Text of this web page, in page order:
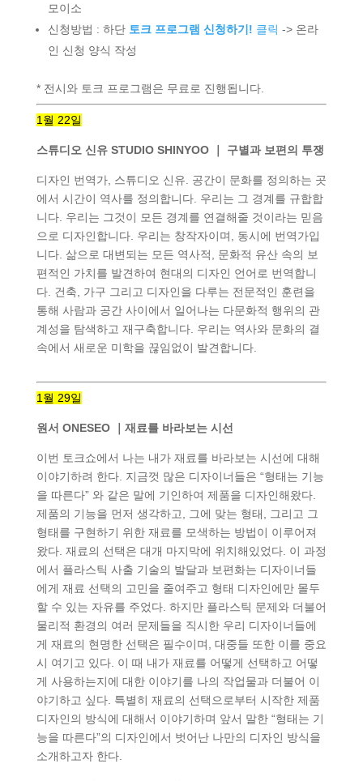
모이소
신청방법 : 하단 토크 프로그램 신청하기! 클릭 -> 온라
인 신청 양식 작성
* 전시와 토크 프로그램은 무료로 진행됩니다.
1월 22일
스튜디오 신유 STUDIO SHINYOO ｜ 구별과 보편의 투쟁
디자인 번역가, 스튜디오 신유. 공간이 문화를 정의하는 곳
에서 시간이 역사를 정의합니다. 우리는 그 경계를 규합합
니다. 우리는 그것이 모든 경계를 연결해줄 것이라는 믿음
으로 디자인합니다. 우리는 창작자이며, 동시에 번역가입
니다. 삶으로 대변되는 모든 역사적, 문화적 유산 속의 보
편적인 가치를 발견하여 현대의 디자인 언어로 번역합니
다. 건축, 가구 그리고 디자인을 다루는 전문적인 훈련을
통해 사람과 공간 사이에서 일어나는 다문화적 행위의 관
계성을 탐색하고 재구축합니다. 우리는 역사와 문화의 결
속에서 새로운 미학을 끊임없이 발견합니다.
1월 29일
원서 ONESEO ｜재료를 바라보는 시선
이번 토크쇼에서 나는 내가 재료를 바라보는 시선에 대해
이야기하려 한다. 지금껏 많은 디자이너들은 “형태는 기능
을 따른다” 와 같은 말에 기인하여 제품을 디자인해왔다.
제품의 기능을 먼저 생각하고, 그에 맞는 형태, 그리고 그
형태를 구현하기 위한 재료를 모색하는 방법이 이루어져
왔다. 재료의 선택은 대개 마지막에 위치해있었다. 이 과정
에서 플라스틱 사출 기술의 발달과 보편화는 디자이너들
에게 재료 선택의 고민을 줄여주고 형태 디자인에만 몰두
할 수 있는 자유를 주었다. 하지만 플라스틱 문제와 더불어
물리적 환경의 여러 문제들을 직시한 우리 디자이너들에
게 재료의 현명한 선택은 필수이며, 대중들 또한 이를 중요
시 여기고 있다. 이 때 내가 재료를 어떻게 선택하고 어떻
게 사용하는지에 대한 이야기를 나의 작업물과 더불어 이
야기하고 싶다. 특별히 재료의 선택으로부터 시작한 제품
디자인의 방식에 대해서 이야기하며 앞서 말한 “형태는 기
능을 따른다”의 디자인에서 벗어난 나만의 디자인 방식을
소개하고자 한다.